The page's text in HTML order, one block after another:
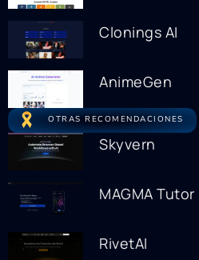
Clonings AI
AnimeGen
OTRAS RECOMENDACIONES
Skyvern
MAGMA Tutor
RivetAI